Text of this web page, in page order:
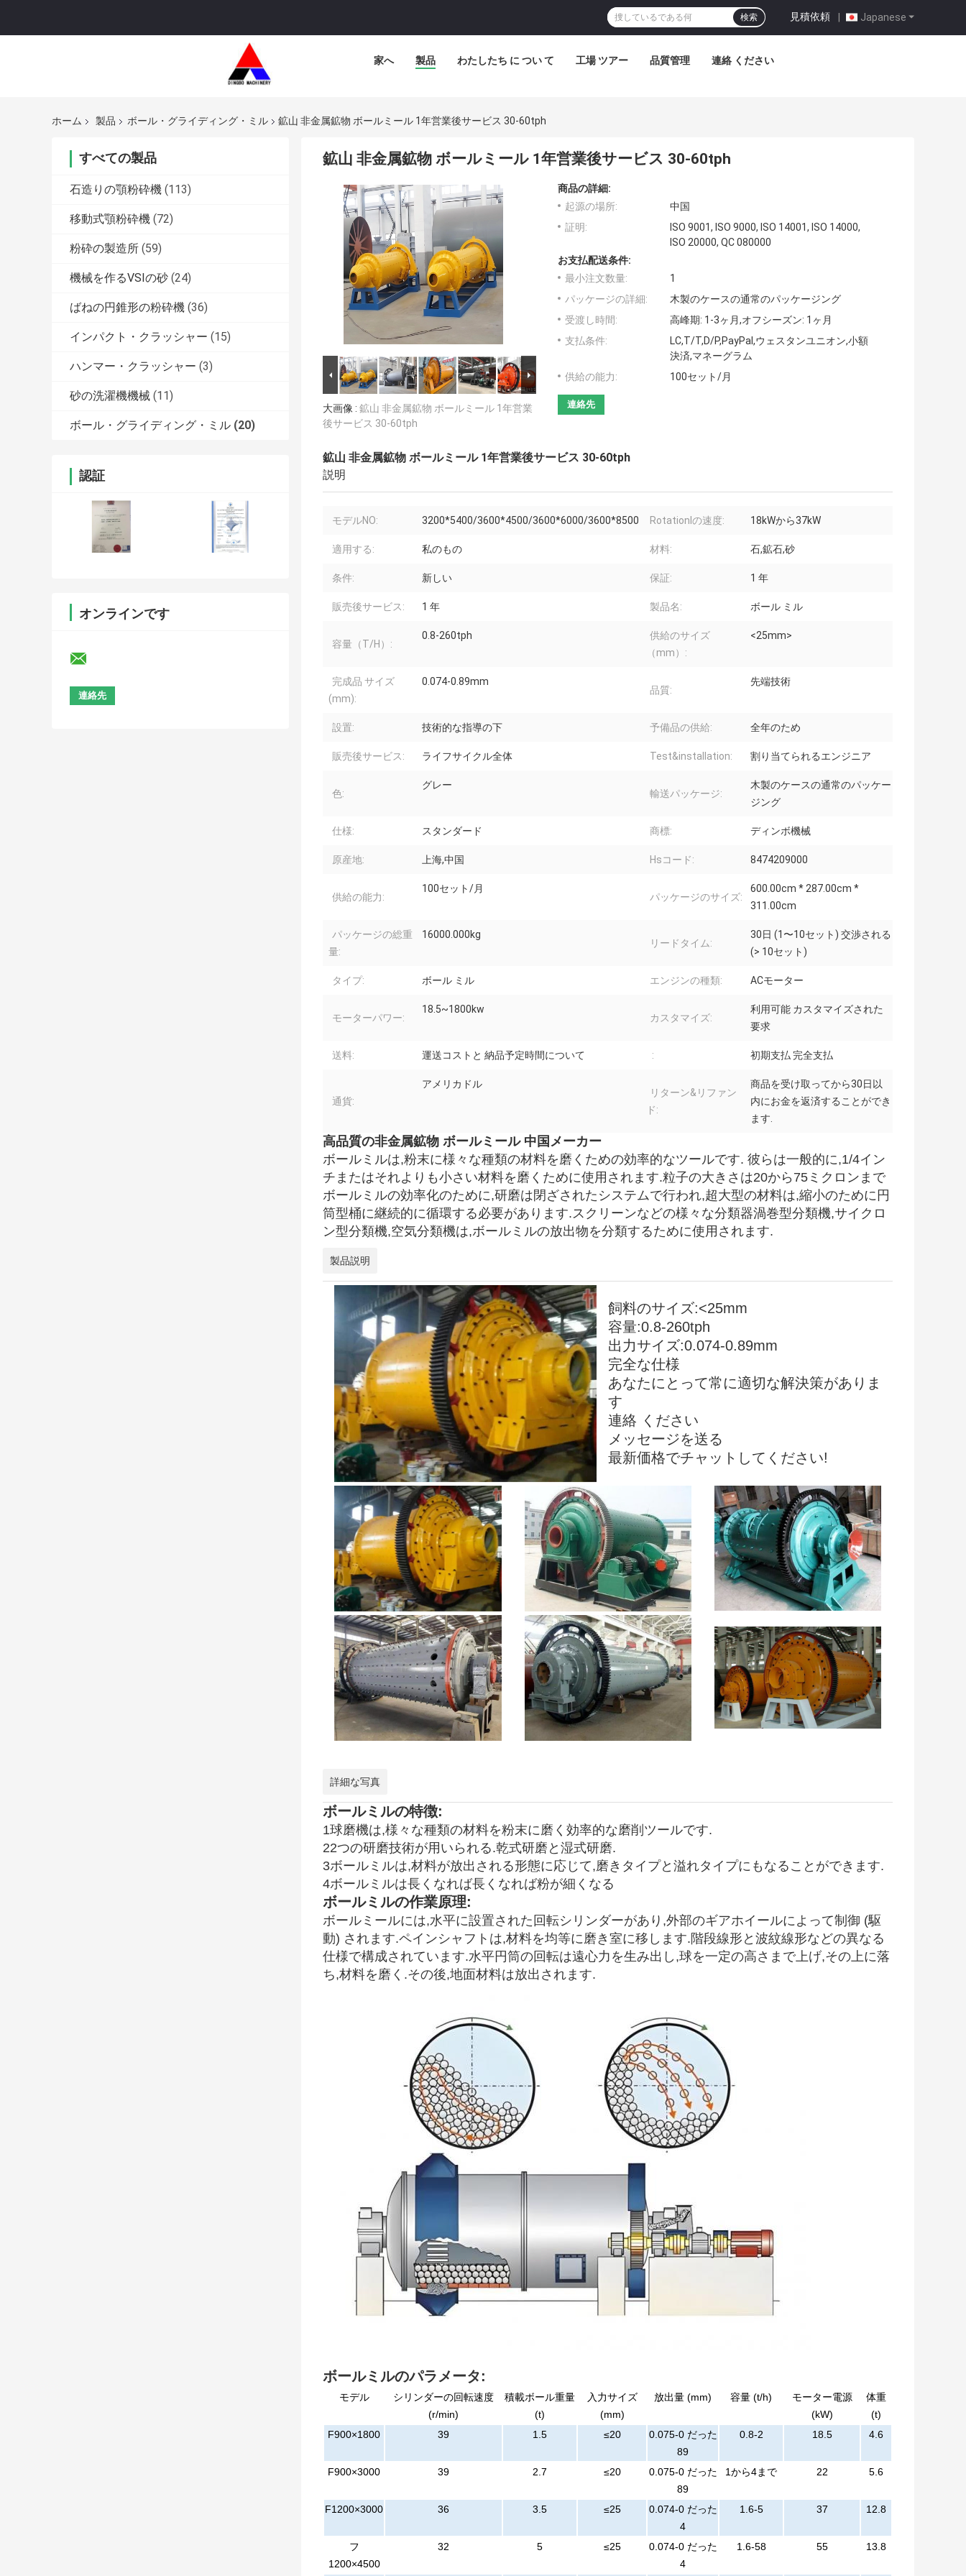
Japanese
見積依頼 |
検索
家へ 製品 わたしたち に つい て 工場 ツアー 品質管理 連絡 ください
ホーム 製品 ボール・グライディング・ミル 鉱山 非金属鉱物 ボールミール 1年営業後サービス 30-60tph
すべての製品
石造りの顎粉砕機 (113)
移動式顎粉砕機 (72)
粉砕の製造所 (59)
機械を作るVSIの砂 (24)
ばねの円錐形の粉砕機 (36)
インパクト・クラッシャー (15)
ハンマー・クラッシャー (3)
砂の洗濯機機械 (11)
ボール・グライディング・ミル (20)
認証
オンラインです
鉱山 非金属鉱物 ボールミール 1年営業後サービス 30-60tph
大画像 : 鉱山 非金属鉱物 ボールミール 1年営業
後サービス 30-60tph
商品の詳細:
起源の場所:
中国
証明:
ISO 9001, ISO 9000, ISO 14001, ISO 14000,
ISO 20000, QC 080000
お支払配送条件:
最小注文数量:
1
パッケージの詳細:
木製のケースの通常のパッケージング
受渡し時間:
高峰期: 1-3ヶ月,オフシーズン: 1ヶ月
支払条件:
LC,T/T,D/P,PayPal,ウェスタンユニオン,小額
決済,マネーグラム
供給の能力:
100セット/月
連絡先
鉱山 非金属鉱物 ボールミール 1年営業後サービス 30-60tph
説明
モデルNO: 3200*5400/3600*4500/3600*6000/3600*8500 Rotationlの速度: 18kWから37kW
適用する: 私のもの 材料: 石,鉱石,砂
条件: 新しい 保証: 1 年
販売後サービス: 1 年 製品名: ボール ミル
容量（T/H）:
0.8-260tph
供給のサイズ
（mm）:
<25mm>
完成品 サイズ
(mm):
0.074-0.89mm
品質:
先端技術
設置: 技術的な指導の下 予備品の供給: 全年のため
販売後サービス: ライフサイクル全体 Test&installation: 割り当てられるエンジニア
色:
グレー
輸送パッケージ:
木製のケースの通常のパッケー
ジング
仕様: スタンダード 商標: ディンボ機械
原産地: 上海,中国 Hsコード: 8474209000
供給の能力:
100セット/月
パッケージのサイズ:
600.00cm * 287.00cm *
311.00cm
パッケージの総重
量:
16000.000kg
リードタイム:
30日 (1〜10セット) 交渉される
(> 10セット)
タイプ: ボール ミル エンジンの種類: ACモーター
モーターパワー:
18.5~1800kw
カスタマイズ:
利用可能 カスタマイズされた
要求
送料: 運送コストと 納品予定時間について : 初期支払 完全支払
通貨:
アメリカドル
リターン&リファン
ド:
商品を受け取ってから30日以
内にお金を返済することができ
ます.
高品質の非金属鉱物 ボールミール 中国メーカー
ボールミルは,粉末に様々な種類の材料を磨くための効率的なツールです. 彼らは一般的に,1/4イン
チまたはそれよりも小さい材料を磨くために使用されます.粒子の大きさは20から75ミクロンまで
ボールミルの効率化のために,研磨は閉ざされたシステムで行われ,超大型の材料は,縮小のために円
筒型桶に継続的に循環する必要があります.スクリーンなどの様々な分類器渦巻型分類機,サイクロ
ン型分類機,空気分類機は,ボールミルの放出物を分類するために使用されます.
製品説明
飼料のサイズ:<25mm
容量:0.8-260tph
出力サイズ:0.074-0.89mm
完全な仕様
あなたにとって常に適切な解決策がありま
す
連絡 ください
メッセージを送る
最新価格でチャットしてください!
詳細な写真
ボールミルの特徴:
1球磨機は,様々な種類の材料を粉末に磨く効率的な磨削ツールです.
22つの研磨技術が用いられる.乾式研磨と湿式研磨.
3ボールミルは,材料が放出される形態に応じて,磨きタイプと溢れタイプにもなることができます.
4ボールミルは長くなれば長くなれば粉が細くなる
ボールミルの作業原理:
ボールミールには,水平に設置された回転シリンダーがあり,外部のギアホイールによって制御 (駆
動) されます.ペインシャフトは,材料を均等に磨き室に移します.階段線形と波紋線形などの異なる
仕様で構成されています.水平円筒の回転は遠心力を生み出し,球を一定の高さまで上げ,その上に落
ち,材料を磨く.その後,地面材料は放出されます.
ボールミルのパラメータ:
モデル
シリンダーの回転速度
(r/min)
積載ボール重量
(t)
入力サイズ
(mm)
放出量 (mm) 容量 (t/h)
モーター電源
(kW)
体重
(t)
F900×1800
39 1.5 ≤20
0.075-0 だった
89
0.8-2 18.5 4.6
F900×3000 39 2.7 ≤20
0.075-0 だった
89
1から4まで 22 5.6
F1200×3000 36 3.5 ≤25
0.074-0 だった
4
1.6-5 37 12.8
フ
1200×4500
32 5 ≤25
0.074-0 だった
4
1.6-58 55 13.8